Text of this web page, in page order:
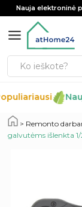
Nauja elektroninė
Remonto
galvutėms išlenkta 1/